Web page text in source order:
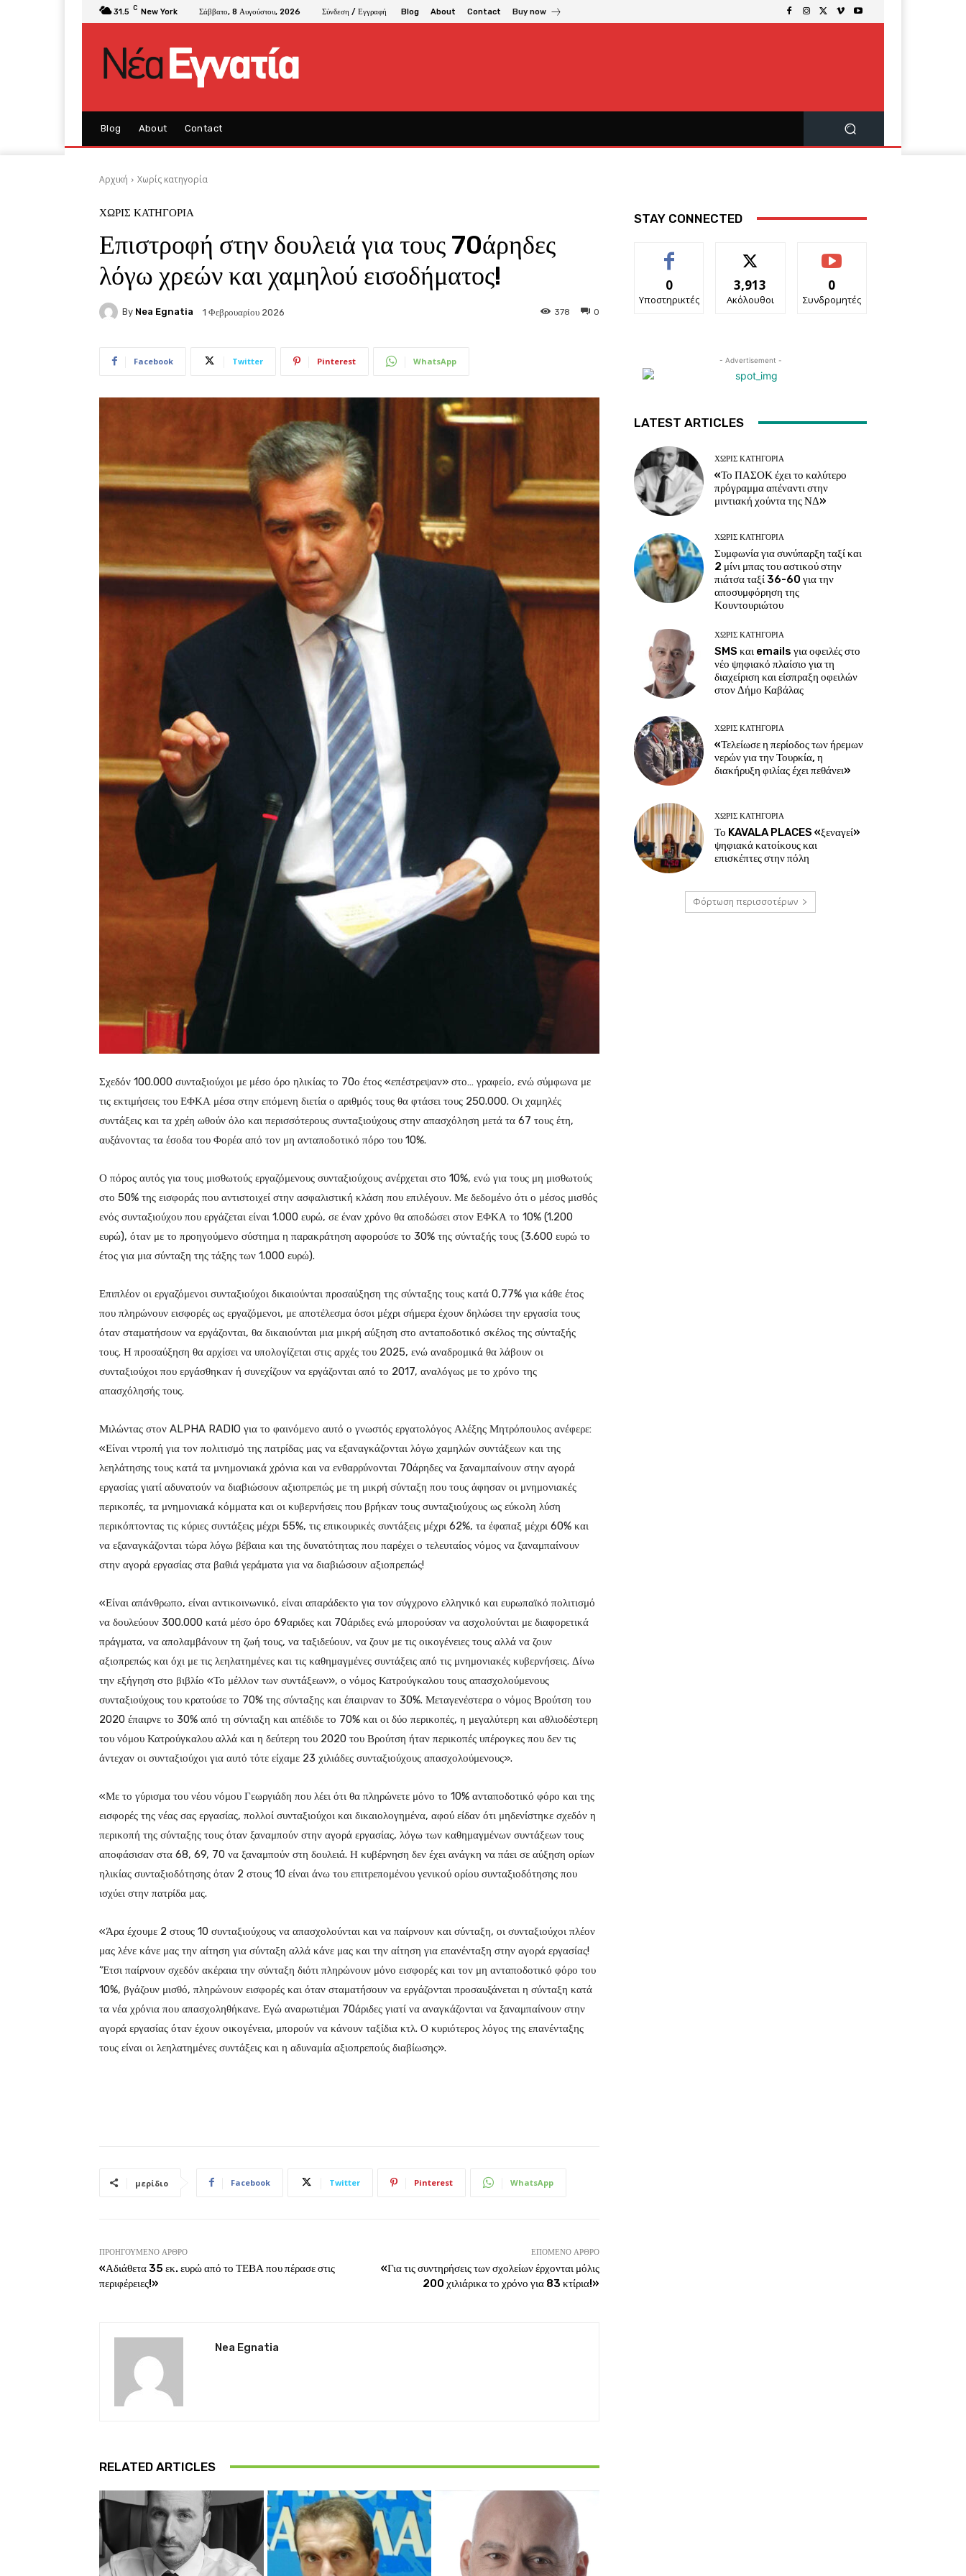
31.5 C New York Σάββατο, 8 Αυγούστου, 2026 Σύνδεση / Εγγραφή Blog About Contact Buy now
Blog About Contact
Αρχική Χωρίς κατηγορία
ΧΩΡΊΣ ΚΑΤΗΓΟΡΊΑ
Επιστροφή στην δουλειά για τους 70άρηδες
λόγω χρεών και χαμηλού εισοδήματος!
By Nea Egnatia 1 Φεβρουαρίου 2026 0
378
Facebook Twitter Pinterest WhatsApp
Σχεδόν 100.000 συνταξιούχοι με μέσο όρο ηλικίας το 70ο έτος «επέστρεψαν» στο… γραφείο, ενώ σύμφωνα με
τις εκτιμήσεις του ΕΦΚΑ μέσα στην επόμενη διετία ο αριθμός τους θα φτάσει τους 250.000. Οι χαμηλές
συντάξεις και τα χρέη ωθούν όλο και περισσότερους συνταξιούχους στην απασχόληση μετά τα 67 τους έτη,
αυξάνοντας τα έσοδα του Φορέα από τον μη ανταποδοτικό πόρο του 10%.
Ο πόρος αυτός για τους μισθωτούς εργαζόμενους συνταξιούχους ανέρχεται στο 10%, ενώ για τους μη μισθωτούς
στο 50% της εισφοράς που αντιστοιχεί στην ασφαλιστική κλάση που επιλέγουν. Με δεδομένο ότι ο μέσος μισθός
ενός συνταξιούχου που εργάζεται είναι 1.000 ευρώ, σε έναν χρόνο θα αποδώσει στον ΕΦΚΑ το 10% (1.200
ευρώ), όταν με το προηγούμενο σύστημα η παρακράτηση αφορούσε το 30% της σύνταξής τους (3.600 ευρώ το
έτος για μια σύνταξη της τάξης των 1.000 ευρώ).
Επιπλέον οι εργαζόμενοι συνταξιούχοι δικαιούνται προσαύξηση της σύνταξης τους κατά 0,77% για κάθε έτος
που πληρώνουν εισφορές ως εργαζόμενοι, με αποτέλεσμα όσοι μέχρι σήμερα έχουν δηλώσει την εργασία τους
όταν σταματήσουν να εργάζονται, θα δικαιούνται μια μικρή αύξηση στο ανταποδοτικό σκέλος της σύνταξής
τους. Η προσαύξηση θα αρχίσει να υπολογίζεται στις αρχές του 2025, ενώ αναδρομικά θα λάβουν οι
συνταξιούχοι που εργάσθηκαν ή συνεχίζουν να εργάζονται από το 2017, αναλόγως με το χρόνο της
απασχόλησής τους.
Μιλώντας στον ALPHA RADIO για το φαινόμενο αυτό ο γνωστός εργατολόγος Αλέξης Μητρόπουλος ανέφερε:
«Είναι ντροπή για τον πολιτισμό της πατρίδας μας να εξαναγκάζονται λόγω χαμηλών συντάξεων και της
λεηλάτησης τους κατά τα μνημονιακά χρόνια και να ενθαρρύνονται 70άρηδες να ξαναμπαίνουν στην αγορά
εργασίας γιατί αδυνατούν να διαβιώσουν αξιοπρεπώς με τη μικρή σύνταξη που τους άφησαν οι μνημονιακές
περικοπές, τα μνημονιακά κόμματα και οι κυβερνήσεις που βρήκαν τους συνταξιούχους ως εύκολη λύση
περικόπτοντας τις κύριες συντάξεις μέχρι 55%, τις επικουρικές συντάξεις μέχρι 62%, τα έφαπαξ μέχρι 60% και
να εξαναγκάζονται τώρα λόγω βέβαια και της δυνατότητας που παρέχει ο τελευταίος νόμος να ξαναμπαίνουν
στην αγορά εργασίας στα βαθιά γεράματα για να διαβιώσουν αξιοπρεπώς!
«Είναι απάνθρωπο, είναι αντικοινωνικό, είναι απαράδεκτο για τον σύγχρονο ελληνικό και ευρωπαϊκό πολιτισμό
να δουλεύουν 300.000 κατά μέσο όρο 69αριδες και 70άριδες ενώ μπορούσαν να ασχολούνται με διαφορετικά
πράγματα, να απολαμβάνουν τη ζωή τους, να ταξιδεύουν, να ζουν με τις οικογένειες τους αλλά να ζουν
αξιοπρεπώς και όχι με τις λεηλατημένες και τις καθημαγμένες συντάξεις από τις μνημονιακές κυβερνήσεις. Δίνω
την εξήγηση στο βιβλίο «Το μέλλον των συντάξεων», ο νόμος Κατρούγκαλου τους απασχολούμενους
συνταξιούχους του κρατούσε το 70% της σύνταξης και έπαιρναν το 30%. Μεταγενέστερα ο νόμος Βρούτση του
2020 έπαιρνε το 30% από τη σύνταξη και απέδιδε το 70% και οι δύο περικοπές, η μεγαλύτερη και αθλιοδέστερη
του νόμου Κατρούγκαλου αλλά και η δεύτερη του 2020 του Βρούτση ήταν περικοπές υπέρογκες που δεν τις
άντεχαν οι συνταξιούχοι για αυτό τότε είχαμε 23 χιλιάδες συνταξιούχους απασχολούμενους».
«Με το γύρισμα του νέου νόμου Γεωργιάδη που λέει ότι θα πληρώνετε μόνο το 10% ανταποδοτικό φόρο και της
εισφορές της νέας σας εργασίας, πολλοί συνταξιούχοι και δικαιολογημένα, αφού είδαν ότι μηδενίστηκε σχεδόν η
περικοπή της σύνταξης τους όταν ξαναμπούν στην αγορά εργασίας, λόγω των καθημαγμένων συντάξεων τους
αποφάσισαν στα 68, 69, 70 να ξαναμπούν στη δουλειά. Η κυβέρνηση δεν έχει ανάγκη να πάει σε αύξηση ορίων
ηλικίας συνταξιοδότησης όταν 2 στους 10 είναι άνω του επιτρεπομένου γενικού ορίου συνταξιοδότησης που
ισχύει στην πατρίδα μας.
«Άρα έχουμε 2 στους 10 συνταξιούχους να απασχολούνται και να παίρνουν και σύνταξη, οι συνταξιούχοι πλέον
μας λένε κάνε μας την αίτηση για σύνταξη αλλά κάνε μας και την αίτηση για επανένταξη στην αγορά εργασίας!
‘Έτσι παίρνουν σχεδόν ακέραια την σύνταξη διότι πληρώνουν μόνο εισφορές και τον μη ανταποδοτικό φόρο του
10%, βγάζουν μισθό, πληρώνουν εισφορές και όταν σταματήσουν να εργάζονται προσαυξάνεται η σύνταξη κατά
τα νέα χρόνια που απασχοληθήκανε. Εγώ αναρωτιέμαι 70άριδες γιατί να αναγκάζονται να ξαναμπαίνουν στην
αγορά εργασίας όταν έχουν οικογένεια, μπορούν να κάνουν ταξίδια κτλ. Ο κυριότερος λόγος της επανένταξης
τους είναι οι λεηλατημένες συντάξεις και η αδυναμία αξιοπρεπούς διαβίωσης».
μερίδιο Facebook Twitter Pinterest WhatsApp
ΠΡΟΗΓΟΎΜΕΝΟ ΆΡΘΡΟ
«Αδιάθετα 35 εκ. ευρώ από το ΤΕΒΑ που πέρασε στις
περιφέρειες!»
ΕΠΌΜΕΝΟ ΆΡΘΡΟ
«Για τις συντηρήσεις των σχολείων έρχονται μόλις
200 χιλιάρικα το χρόνο για 83 κτίρια!»
Nea Egnatia
RELATED ARTICLES
STAY CONNECTED
0
Υποστηρικτές
3,913
Ακόλουθοι
0
Συνδρομητές
- Advertisement -
LATEST ARTICLES
ΧΩΡΊΣ ΚΑΤΗΓΟΡΊΑ
«Το ΠΑΣΟΚ έχει το καλύτερο
πρόγραμμα απέναντι στην
μιντιακή χούντα της ΝΔ»
ΧΩΡΊΣ ΚΑΤΗΓΟΡΊΑ
Συμφωνία για συνύπαρξη ταξί και
2 μίνι μπας του αστικού στην
πιάτσα ταξί 36-60 για την
αποσυμφόρηση της
Κουντουριώτου
ΧΩΡΊΣ ΚΑΤΗΓΟΡΊΑ
SMS και emails για οφειλές στο
νέο ψηφιακό πλαίσιο για τη
διαχείριση και είσπραξη οφειλών
στον Δήμο Καβάλας
ΧΩΡΊΣ ΚΑΤΗΓΟΡΊΑ
«Τελείωσε η περίοδος των ήρεμων
νερών για την Τουρκία, η
διακήρυξη φιλίας έχει πεθάνει»
ΧΩΡΊΣ ΚΑΤΗΓΟΡΊΑ
Το KAVALA PLACES «ξεναγεί»
ψηφιακά κατοίκους και
επισκέπτες στην πόλη
Φόρτωση περισσοτέρων